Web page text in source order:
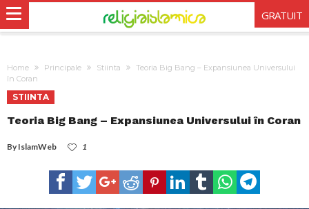
GRATUIT
Home Principale Stiinta
Teoria Big Bang – Expansiunea Universului
în Coran
STIINTA
Teoria Big Bang – Expansiunea Universului în Coran
By IslamWeb 1